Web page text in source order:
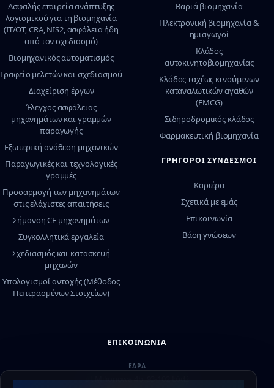
Ασφαλής εταιρεία ανάπτυξης
λογισμικού για τη βιομηχανία
(IT/OT, CRA, NIS2, ασφάλεια ήδη
από τον σχεδιασμό)
Βιομηχανικός αυτοματισμός
Γραφείο μελετών και σχεδιασμού
Διαχείριση έργων
Έλεγχος ασφάλειας
μηχανημάτων και γραμμών
παραγωγής
Εξωτερική ανάθεση μηχανικών
Παραγωγικές και τεχνολογικές
γραμμές
Προσαρμογή των μηχανημάτων
στις ελάχιστες απαιτήσεις
Σήμανση CE μηχανημάτων
Συγκολλητικά εργαλεία
Σχεδιασμός και κατασκευή
μηχανών
Υπολογισμοί αντοχής (Μέθοδος
Πεπερασμένων Στοιχείων)
Βαριά βιομηχανία
Ηλεκτρονική βιομηχανία &
ημιαγωγοί
Κλάδος
αυτοκινητοβιομηχανίας
Κλάδος ταχέως κινούμενων
καταναλωτικών αγαθών
(FMCG)
Σιδηροδρομικός κλάδος
Φαρμακευτική βιομηχανία
ΓΡΉΓΟΡΟΙ ΣΎΝΔΕΣΜΟΙ
Καριέρα
Σχετικά με εμάς
Επικοινωνία
Βάση γνώσεων
ΕΠΙΚΟΙΝΩΝΊΑ
ΈΔΡΑ
ul. Milionowa 4b, 93-102 Łódź